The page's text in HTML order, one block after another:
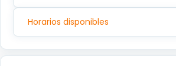
Horarios disponibles